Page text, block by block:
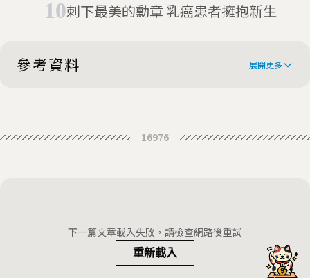
刺下最美的勳章 乳癌患者擁抱新生
參考資料 展開更多
takes the game to new levels
Americans Are Playing Again. Read
more at:
Why Mahjong Is Suddenly
Becoming A Cultural And Social
Pung! Clicking Tiles and the
16976
下一篇文章載入失敗，請檢查網路後重試
重新載入